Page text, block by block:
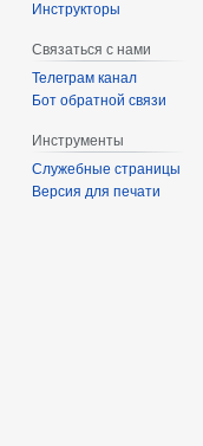
Инструкторы
Связаться с нами
Телеграм канал
Бот обратной связи
Инструменты
Служебные страницы
Версия для печати